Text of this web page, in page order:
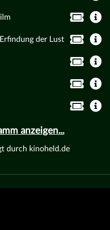
der Lust
anzeigen...
durch kinoheld.de